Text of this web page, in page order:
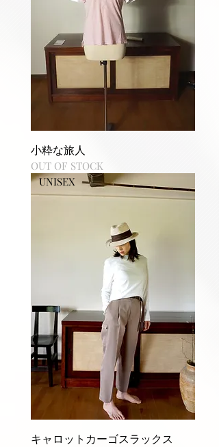
小粋な旅人
OUT OF STOCK
UNISEX
キャロットカーゴスラックス